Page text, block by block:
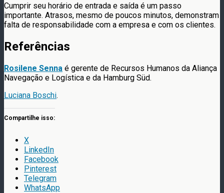
Cumprir seu horário de entrada e saída é um passo
importante. Atrasos, mesmo de poucos minutos, demonstram
falta de responsabilidade com a empresa e com os clientes.
Referências
Rosilene Senna é gerente de Recursos Humanos da Aliança
Navegação e Logística e da Hamburg Süd.
Luciana Boschi.
Compartilhe isso:
X
LinkedIn
Facebook
Pinterest
Telegram
WhatsApp